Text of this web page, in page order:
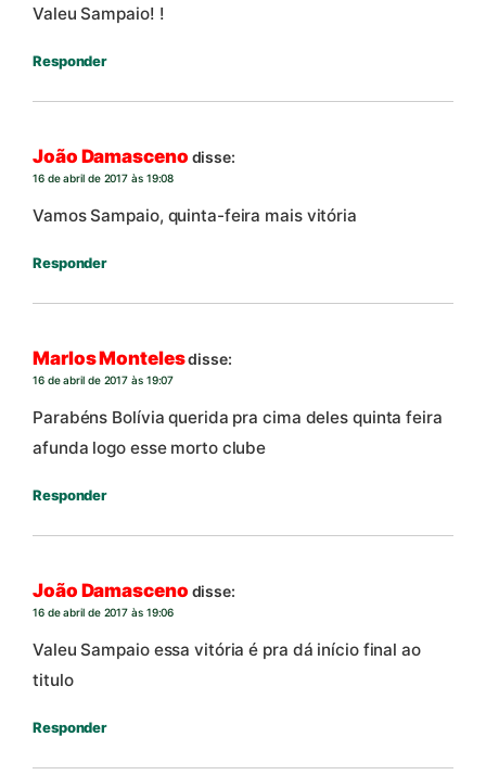
Valeu Sampaio! !
Responder
João Damasceno disse:
16 de abril de 2017 às 19:08
Vamos Sampaio, quinta-feira mais vitória
Responder
Marlos Montelesdisse:
16 de abril de 2017 às 19:07
Parabéns Bolívia querida pra cima deles quinta feira
afunda logo esse morto clube
Responder
João Damasceno disse:
16 de abril de 2017 às 19:06
Valeu Sampaio essa vitória é pra dá início final ao
titulo
Responder